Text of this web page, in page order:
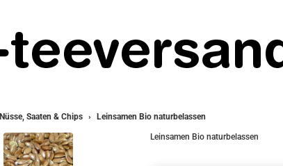
Nüsse, Saaten & Chips Leinsamen Bio naturbelassen
Leinsamen Bio naturbelassen